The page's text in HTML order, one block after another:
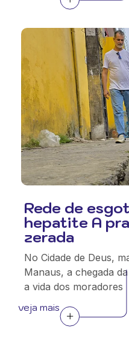
Rede de
hepatite A
zerada
No Cidade de Deus,
Manaus, a chegada
a vida dos moradores
veja mais